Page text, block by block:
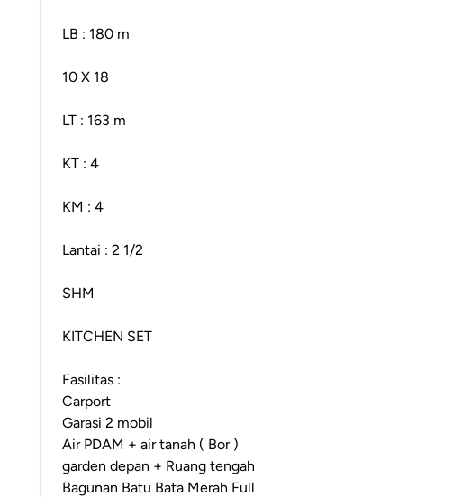
LB : 180 m
10 X 18
LT : 163 m
KT : 4
KM : 4
Lantai : 2 1/2
SHM
KITCHEN SET
Fasilitas :
Carport
Garasi 2 mobil
Air PDAM + air tanah ( Bor )
garden depan + Ruang tengah
Bagunan Batu Bata Merah Full